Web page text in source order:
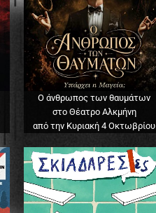
Ο άνθρωπος των θαυμάτων
στο Θέατρο Αλκμήνη
από την Κυριακή 4 Οκτωβρίου